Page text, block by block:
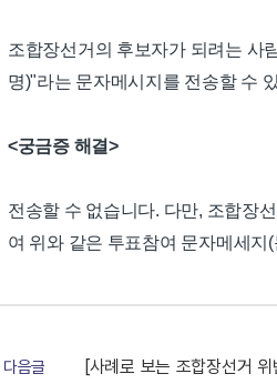
조합장선거의 후보자가 되려는 사
명)"라는 문자메시지를 전송할 수
<궁금증 해결>
전송할 수 없습니다. 다만, 조합장
여 위와 같은 투표참여 문자메세지
다음글